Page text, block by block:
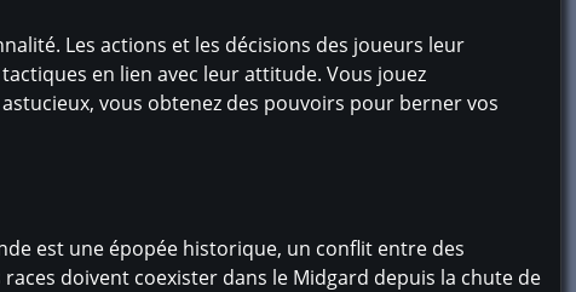
Les actions et les décisions des joueurs leur
en lien avec leur attitude. Vous jouez
vous obtenez des pouvoirs pour berner vos
est une épopée historique, un conflit entre des
doivent coexister dans le Midgard depuis la chute de